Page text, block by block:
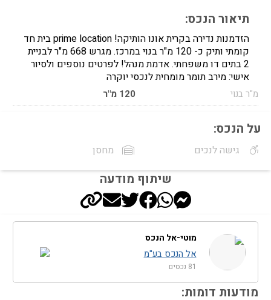
תיאור הנכס:
הזדמנות נדירה בקרית אונו הותיקה! prime location בית חד
קומתי ותיק כ- 120 מ"ר בנוי במרכז. מגרש 668 מ"ר לבניית
2 בתים דו משפחתי. אדמת מנהל! לפרטים נוספים ולסיור
אישי: מירב תומר מומחית לנכסי יוקרה
מ"ר בנוי 120 מ"ר
על הנכס:
גישה לנכים מחסן
שיתוף מודעה
מוטי-אל הנכס
אל הנכס בע"מ
81 נכסים
מודעות דומות: